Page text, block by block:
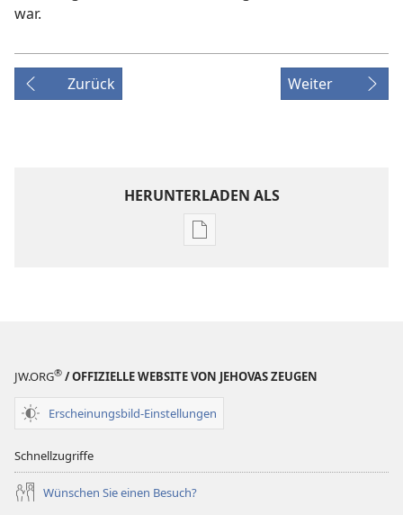
war.
Zurück Weiter
HERUNTERLADEN ALS
Downloadoptionen
JW.ORG® / OFFIZIELLE WEBSITE VON JEHOVAS ZEUGEN
Erscheinungsbild-Einstellungen
Schnellzugriffe
Wünschen Sie einen Besuch?